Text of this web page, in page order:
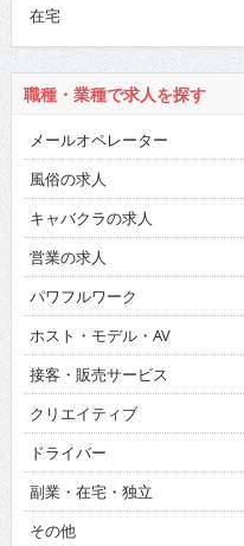
在宅
職種・業種で求人を探す
メールオペレーター
風俗の求人
キャバクラの求人
営業の求人
パワフルワーク
ホスト・モデル・AV
接客・販売サービス
クリエイティブ
ドライバー
副業・在宅・独立
その他